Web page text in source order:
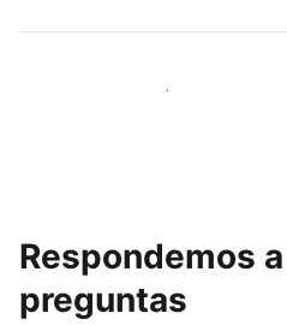
Únete a anfitriones como tú
Respondemos
preguntas